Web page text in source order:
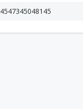
4547345048145